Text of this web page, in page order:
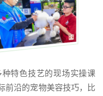
特色技艺的现场实操课
前沿的宠物美容技巧，比